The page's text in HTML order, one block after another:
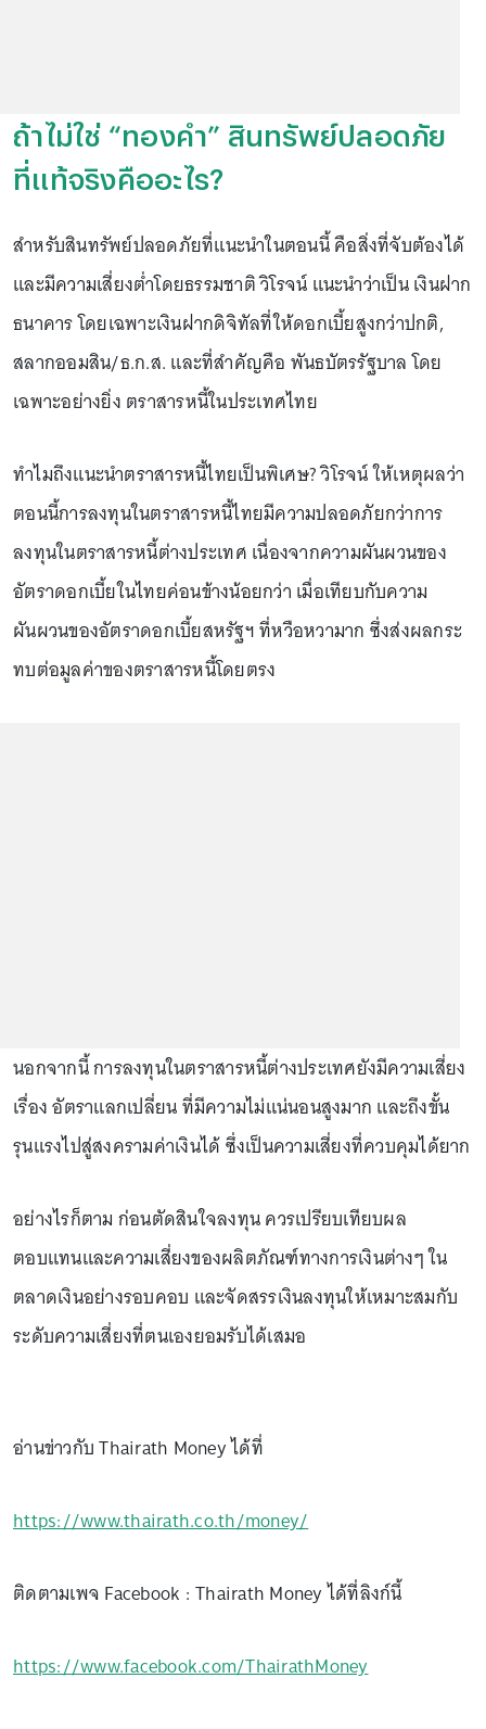
ถ้าไม่ใช่ “ทองคำ” สินทรัพย์ปลอดภัย
ที่แท้จริงคืออะไร?
สำหรับสินทรัพย์ปลอดภัยที่แนะนำในตอนนี้ คือสิ่งที่จับต้องได้
และมีความเสี่ยงต่ำโดยธรรมชาติ วิโรจน์ แนะนำว่าเป็น เงินฝาก
ธนาคาร โดยเฉพาะเงินฝากดิจิทัลที่ให้ดอกเบี้ยสูงกว่าปกติ,
สลากออมสิน/ธ.ก.ส. และที่สำคัญคือ พันธบัตรรัฐบาล โดย
เฉพาะอย่างยิ่ง ตราสารหนี้ในประเทศไทย
ทำไมถึงแนะนำตราสารหนี้ไทยเป็นพิเศษ? วิโรจน์ ให้เหตุผลว่า
ตอนนี้การลงทุนในตราสารหนี้ไทยมีความปลอดภัยกว่าการ
ลงทุนในตราสารหนี้ต่างประเทศ เนื่องจากความผันผวนของ
อัตราดอกเบี้ยในไทยค่อนข้างน้อยกว่า เมื่อเทียบกับความ
ผันผวนของอัตราดอกเบี้ยสหรัฐฯ ที่หวือหวามาก ซึ่งส่งผลกระ
ทบต่อมูลค่าของตราสารหนี้โดยตรง
นอกจากนี้ การลงทุนในตราสารหนี้ต่างประเทศยังมีความเสี่ยง
เรื่อง อัตราแลกเปลี่ยน ที่มีความไม่แน่นอนสูงมาก และถึงขั้น
รุนแรงไปสู่สงครามค่าเงินได้ ซึ่งเป็นความเสี่ยงที่ควบคุมได้ยาก
อย่างไรก็ตาม ก่อนตัดสินใจลงทุน ควรเปรียบเทียบผล
ตอบแทนและความเสี่ยงของผลิตภัณฑ์ทางการเงินต่างๆ ใน
ตลาดเงินอย่างรอบคอบ และจัดสรรเงินลงทุนให้เหมาะสมกับ
ระดับความเสี่ยงที่ตนเองยอมรับได้เสมอ
อ่านข่าวกับ Thairath Money ได้ที่
https://www.thairath.co.th/money/
ติดตามเพจ Facebook : Thairath Money ได้ที่ลิงก์นี้
https://www.facebook.com/ThairathMoney